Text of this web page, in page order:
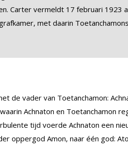
Carter vermeldt 17 februari 1923
met daarin
de vader van Toetanchamon:
Achnaton en Toetanchamon
tijd voerde Achnaton een
oppergod Amon, naar één god: